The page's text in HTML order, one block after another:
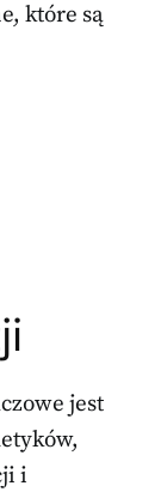
które są
jest
i